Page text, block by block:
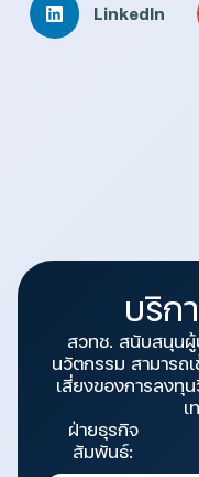
LinkedIn
บริก
สวทช. สนับสนุนผู้
นวัตกรรม สามารถ
เสี่ยงของการลงทุ
เ
ฝ่ายธุรกิจ
สัมพันธ์: